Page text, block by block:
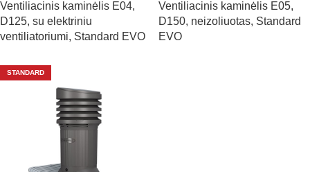
Ventiliacinis kaminėlis E04,
D125, su elektriniu
ventiliatoriumi, Standard EVO
Ventiliacinis kaminėlis E05,
D150, neizoliuotas, Standard
EVO
STANDARD